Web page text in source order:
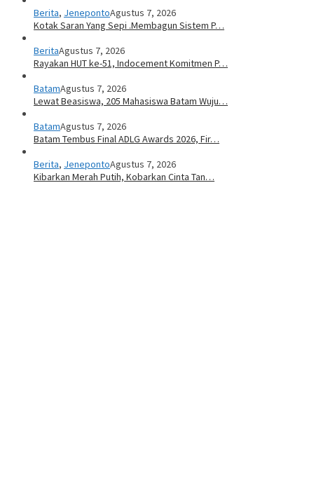
Berita, JenepontoAgustus 7, 2026
Kotak Saran Yang Sepi .Membagun Sistem P…
BeritaAgustus 7, 2026
Rayakan HUT ke-51, Indocement Komitmen P…
BatamAgustus 7, 2026
Lewat Beasiswa, 205 Mahasiswa Batam Wuju…
BatamAgustus 7, 2026
Batam Tembus Final ADLG Awards 2026, Fir…
Berita, JenepontoAgustus 7, 2026
Kibarkan Merah Putih, Kobarkan Cinta Tan…